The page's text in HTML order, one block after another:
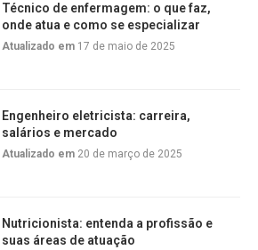
Técnico de enfermagem: o que faz,
onde atua e como se especializar
Atualizado em 17 de maio de 2025
Engenheiro eletricista: carreira,
salários e mercado
Atualizado em 20 de março de 2025
Nutricionista: entenda a profissão e
suas áreas de atuação